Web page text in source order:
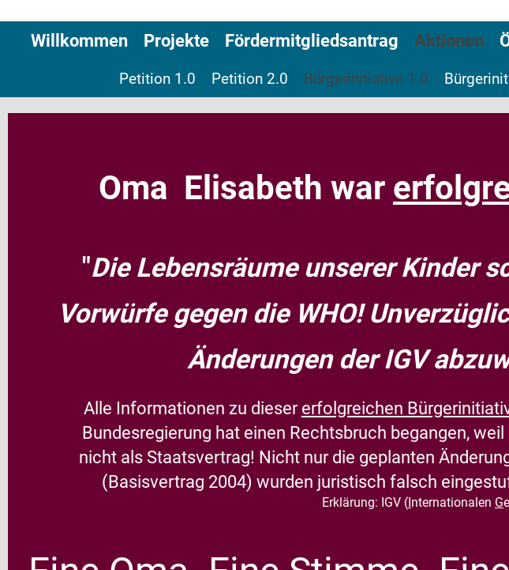
Willkommen Projekte Fördermitgliedsantrag Aktionen
Petition 1.0 Petition 2.0 Bürgerinitiative 1.0
Oma Elisabeth war
"Die Lebensräume unserer Kinder
Vorwürfe gegen die WHO!
Änderungen der IGV
Alle Informationen zu diesererfolgreichen
Bundesregierung hat einen Rechtsbruch begangen,
nicht als Staatsvertrag! Nicht nur die geplanten
(Basisvertrag 2004) wurden juristisch falsch
Erklärung: IGV (Internationalen G